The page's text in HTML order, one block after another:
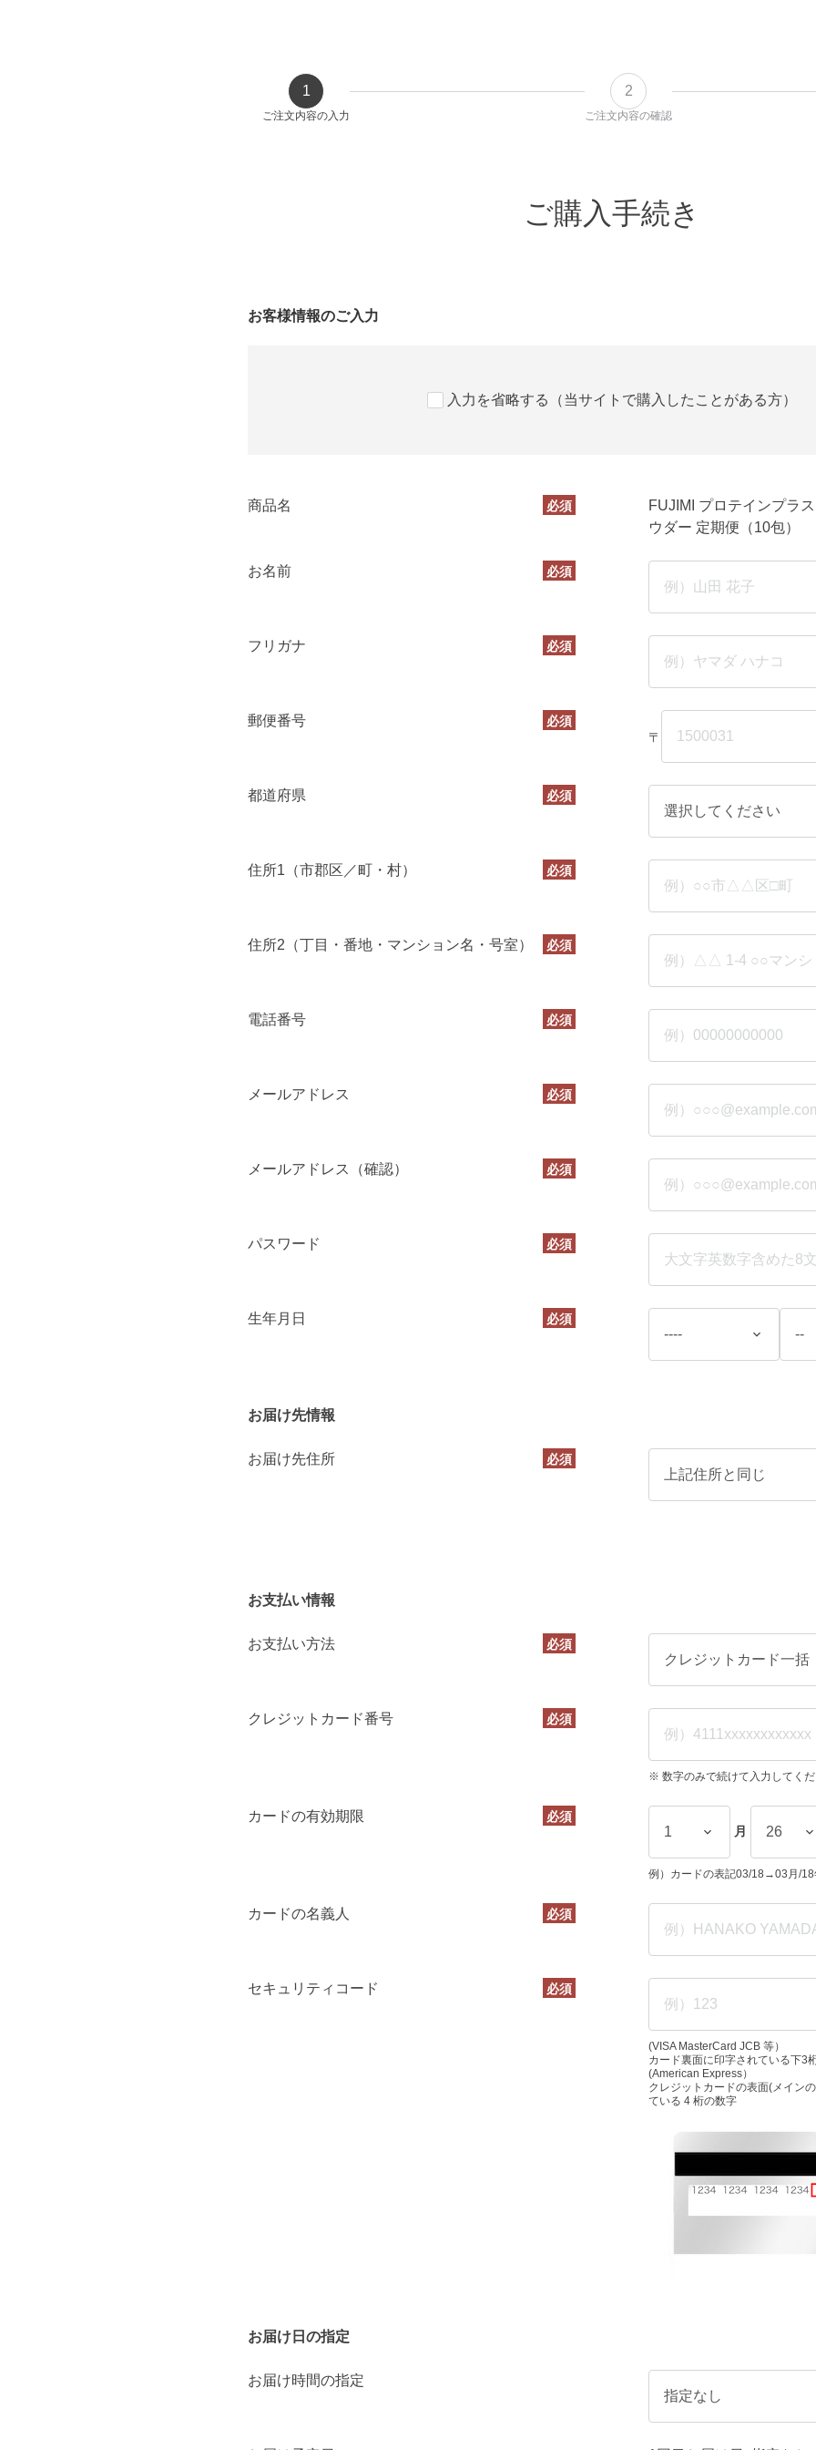
1
ご注文内容の入力
2
ご注文内容の確認
ご購入手続き
お客様情報のご入力
入力を省略する（当サイトで購入したことがある方）
商品名 必須
FUJIMI プロテインプラ
ウダー 定期便（10包）
お名前 必須
フリガナ 必須
郵便番号
必須
〒
都道府県 必須
住所1（市郡区／町・村） 必須
住所2（丁目・番地・マンション名・号室） 必須
電話番号 必須
メールアドレス 必須
メールアドレス（確認） 必須
パスワード 必須
生年月日 必須
お届け先情報
お届け先住所 必須
お支払い情報
お支払い方法 必須
クレジットカード番号 必須
※ 数字のみで続けて入力してくだ
カードの有効期限 必須
月
例）カードの表記03/18→03月/18
カードの名義人 必須
セキュリティコード 必須
(VISA MasterCard JCB 等）
カード裏面に印字されている下3
(American Express）
クレジットカードの表面(メイン
ている 4 桁の数字
お届け日の指定
お届け時間の指定